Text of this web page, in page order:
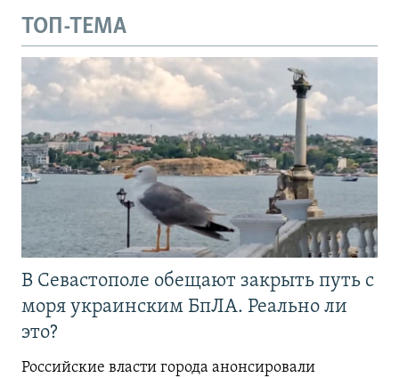
ТОП-ТЕМА
В Севастополе обещают закрыть путь с
моря украинским БпЛА. Реально ли
это?
Российские власти города анонсировали